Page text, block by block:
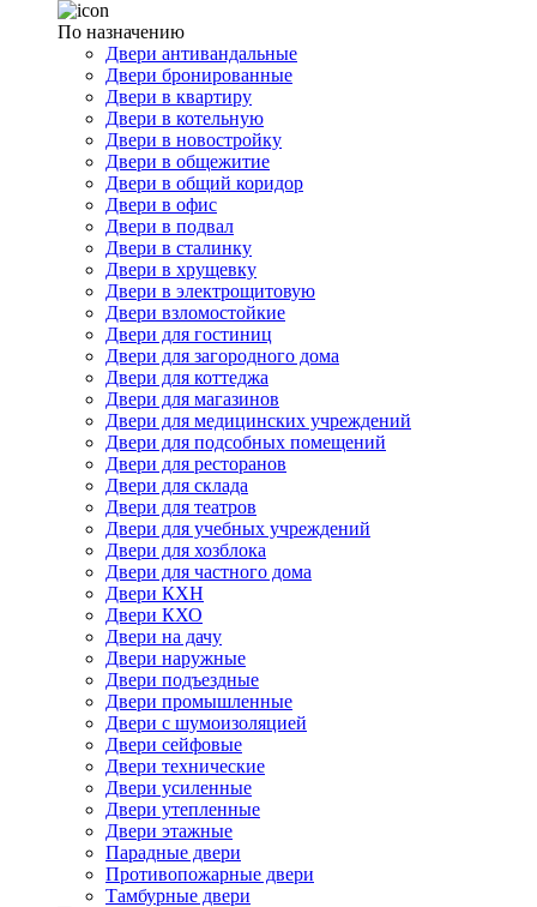
По назначению
Двери антивандальные
Двери бронированные
Двери в квартиру
Двери в котельную
Двери в новостройку
Двери в общежитие
Двери в общий коридор
Двери в офис
Двери в подвал
Двери в сталинку
Двери в хрущевку
Двери в электрощитовую
Двери взломостойкие
Двери для гостиниц
Двери для загородного дома
Двери для коттеджа
Двери для магазинов
Двери для медицинских учреждений
Двери для подсобных помещений
Двери для ресторанов
Двери для склада
Двери для театров
Двери для учебных учреждений
Двери для хозблока
Двери для частного дома
Двери КХН
Двери КХО
Двери на дачу
Двери наружные
Двери подъездные
Двери промышленные
Двери с шумоизоляцией
Двери сейфовые
Двери технические
Двери усиленные
Двери утепленные
Двери этажные
Парадные двери
Противопожарные двери
Тамбурные двери